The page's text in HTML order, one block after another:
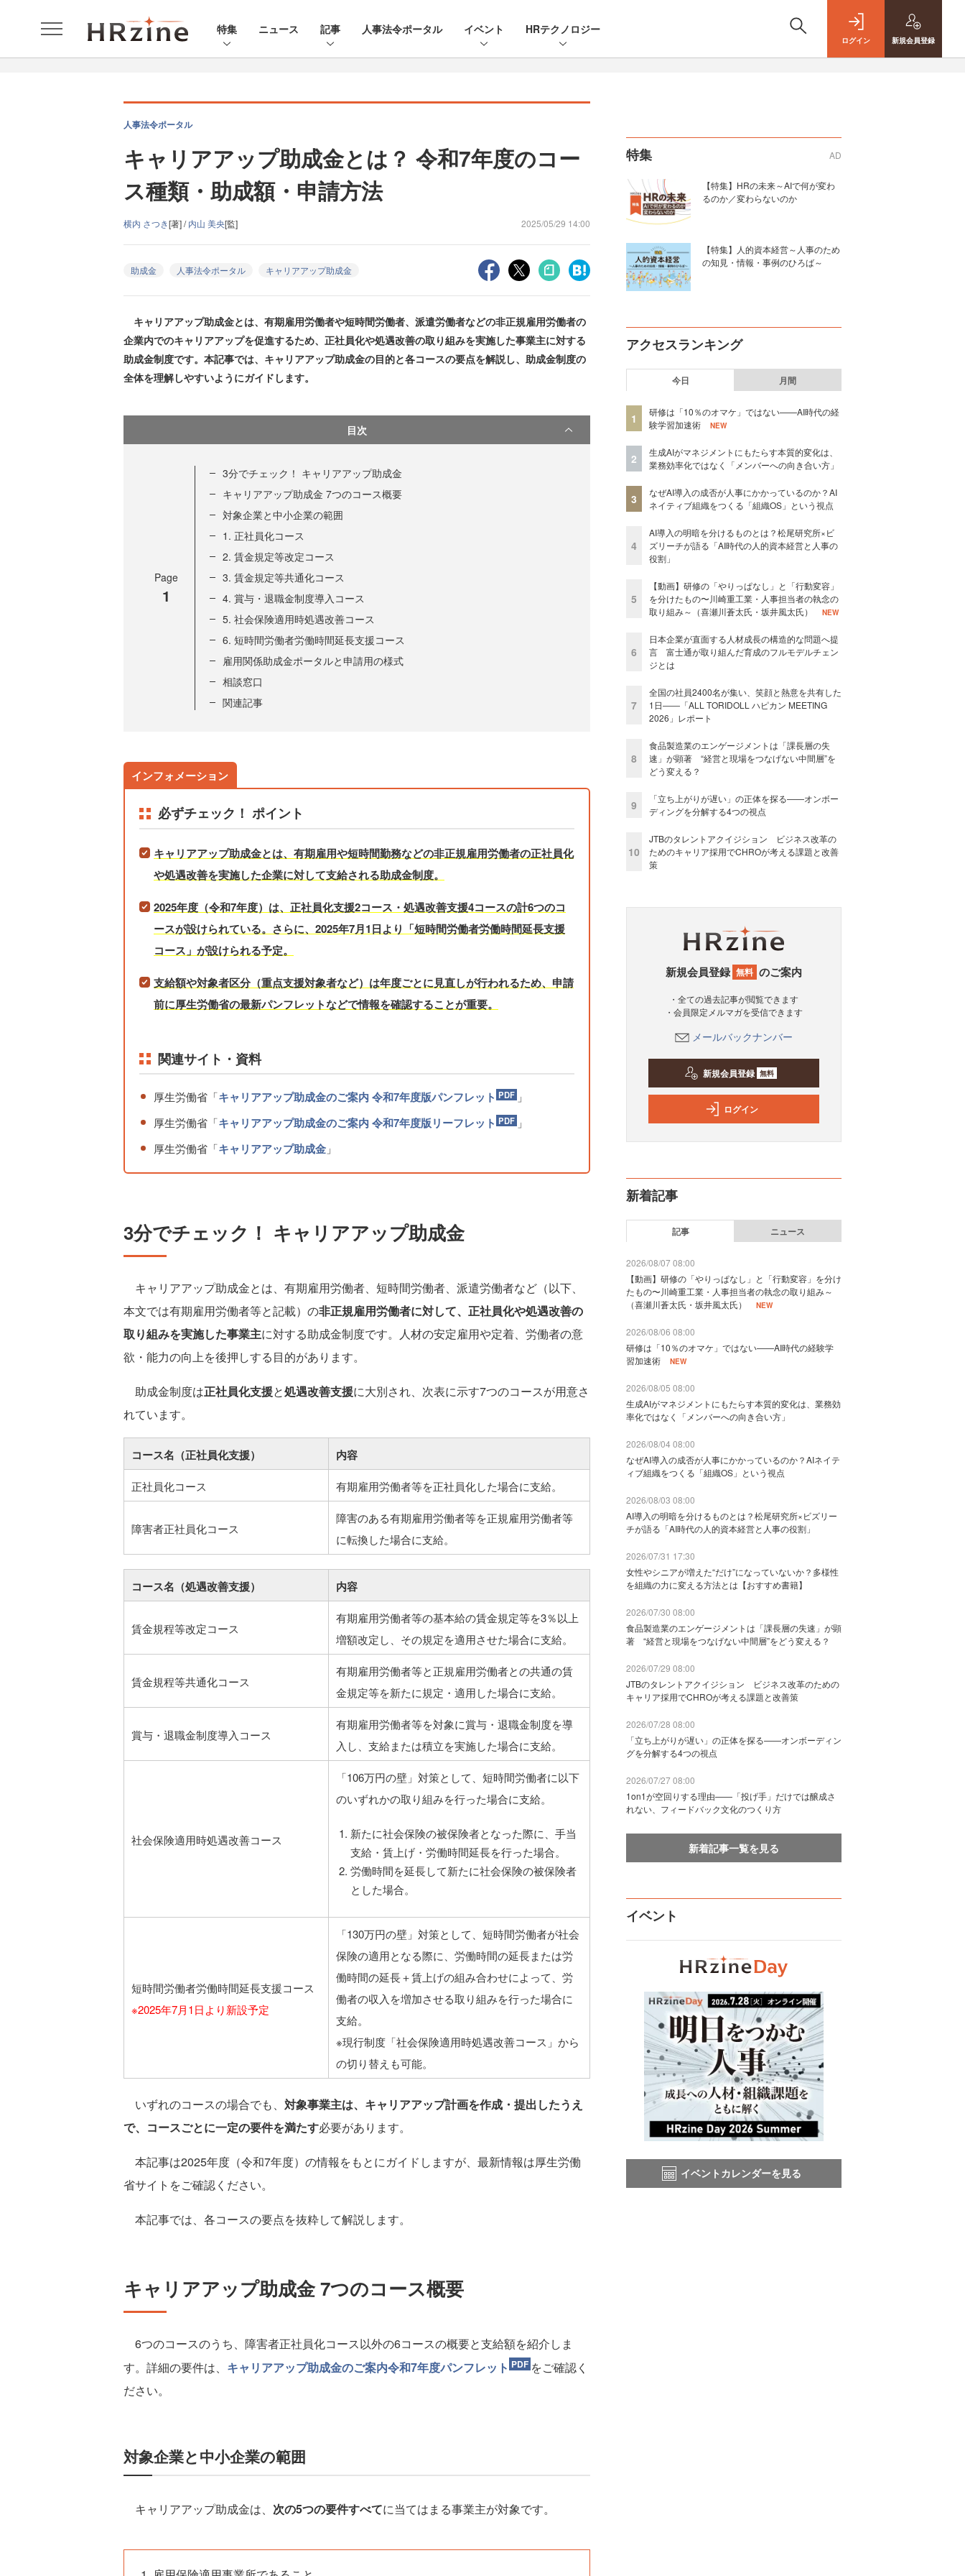
特集 ニュース 記事 人事法令ポータル イベント HRテクノロジー
ログイン 新規会員登録
人事法令ポータル
キャリアアップ助成金とは？ 令和7年度のコー
ス種類・助成額・申請方法
横内 さつき[著] /内山 美央[監] 2025/05/29 14:00
助成金 人事法令ポータル キャリアアップ助成金
キャリアアップ助成金とは、有期雇用労働者や短時間労働者、派遣労働者などの非正規雇用労働者の
企業内でのキャリアアップを促進するため、正社員化や処遇改善の取り組みを実施した事業主に対する
助成金制度です。本記事では、キャリアアップ助成金の目的と各コースの要点を解説し、助成金制度の
全体を理解しやすいようにガイドします。
目次
Page
1
3分でチェック！ キャリアアップ助成金
キャリアアップ助成金 7つのコース概要
対象企業と中小企業の範囲
1. 正社員化コース
2. 賃金規定等改定コース
3. 賃金規定等共通化コース
4. 賞与・退職金制度導入コース
5. 社会保険適用時処遇改善コース
6. 短時間労働者労働時間延長支援コース
雇用関係助成金ポータルと申請用の様式
相談窓口
関連記事
必ずチェック！ ポイント
キャリアアップ助成金とは、有期雇用や短時間勤務などの非正規雇用労働者の正社員化
や処遇改善を実施した企業に対して支給される助成金制度。
2025年度（令和7年度）は、正社員化支援2コース・処遇改善支援4コースの計6つのコ
ースが設けられている。さらに、2025年7月1日より「短時間労働者労働時間延長支援
コース」が設けられる予定。
支給額や対象者区分（重点支援対象者など）は年度ごとに見直しが行われるため、申請
前に厚生労働省の最新パンフレットなどで情報を確認することが重要。
関連サイト・資料
厚生労働省「キャリアアップ助成金のご案内 令和7年度版パンフレット
」
厚生労働省「キャリアアップ助成金のご案内 令和7年度版リーフレット
」
厚生労働省「キャリアアップ助成金 」
3分でチェック！ キャリアアップ助成金
キャリアアップ助成金とは、有期雇用労働者、短時間労働者、派遣労働者など（以下、
本文では有期雇用労働者等と記載）の非正規雇用労働者に対して、正社員化や処遇改善の
取り組みを実施した事業主に対する助成金制度です。人材の安定雇用や定着、労働者の意
欲・能力の向上を後押しする目的があります。
助成金制度は正社員化支援と処遇改善支援に大別され、次表に示す7つのコースが用意さ
れています。
コース名（正社員化支援） 内容
正社員化コース 有期雇用労働者等を正社員化した場合に支給。
障害者正社員化コース
障害のある有期雇用労働者等を正規雇用労働者等
に転換した場合に支給。
コース名（処遇改善支援） 内容
賃金規程等改定コース
有期雇用労働者等の基本給の賃金規定等を3％以上
増額改定し、その規定を適用させた場合に支給。
賃金規程等共通化コース
有期雇用労働者等と正規雇用労働者との共通の賃
金規定等を新たに規定・適用した場合に支給。
賞与・退職金制度導入コース
有期雇用労働者等を対象に賞与・退職金制度を導
入し、支給または積立を実施した場合に支給。
社会保険適用時処遇改善コース
「106万円の壁」対策として、短時間労働者に以下
のいずれかの取り組みを行った場合に支給。
新たに社会保険の被保険者となった際に、手当
支給・賃上げ・労働時間延長を行った場合。
労働時間を延長して新たに社会保険の被保険者
とした場合。
短時間労働者労働時間延長支援コース
※2025年7月1日より新設予定
「130万円の壁」対策として、短時間労働者が社会
保険の適用となる際に、労働時間の延長または労
働時間の延長＋賃上げの組み合わせによって、労
働者の収入を増加させる取り組みを行った場合に
支給。
※現行制度「社会保険適用時処遇改善コース」から
の切り替えも可能。
いずれのコースの場合でも、 対象事業主は、キャリアアップ計画を作成・提出したうえ
で、コースごとに一定の要件を満たす必要があります。
本記事は2025年度（令和7年度）の情報をもとにガイドしますが、最新情報は厚生労働
省サイトをご確認ください。
本記事では、各コースの要点を抜粋して解説します。
キャリアアップ助成金 7つのコース概要
6つのコースのうち、障害者正社員化コース以外の6コースの概要と支給額を紹介しま
す。詳細の要件は、 キャリアアップ助成金のご案内令和7年度パンフレット
をご確認く
ださい。
対象企業と中小企業の範囲
キャリアアップ助成金は、 次の5つの要件すべてに当てはまる事業主が対象です。
特集 AD
【特集】HRの未来～AIで何が変わ
るのか／変わらないのか
【特集】人的資本経営～人事のため
の知見・情報・事例のひろば～
アクセスランキング
今日 月間
1
研修は「10％のオマケ」ではない——AI時代の経
験学習加速術
NEW
2
生成AIがマネジメントにもたらす本質的変化は、
業務効率化ではなく「メンバーへの向き合い方」
3
なぜAI導入の成否が人事にかかっているのか？AI
ネイティブ組織をつくる「組織OS」という視点
4
AI導入の明暗を分けるものとは？松尾研究所×ビ
ズリーチが語る「AI時代の人的資本経営と人事の
役割」
5
【動画】研修の「やりっぱなし」と「行動変容」
を分けたもの〜川崎重工業・人事担当者の執念の
取り組み～（喜瀬川蒼太氏・坂井風太氏）
NEW
6
日本企業が直面する人材成長の構造的な問題へ提
言 富士通が取り組んだ育成のフルモデルチェン
ジとは
7
全国の社員2400名が集い、笑顔と熱意を共有した
1日――「ALL TORIDOLL ハピカン MEETING
2026」レポート
8
食品製造業のエンゲージメントは「課長層の失
速」が顕著 “経営と現場をつなげない中間層”を
どう変える？
9
「立ち上がりが遅い」の正体を探る——オンボー
ディングを分解する4つの視点
10
JTBのタレントアクイジション ビジネス改革の
ためのキャリア採用でCHROが考える課題と改善
策
新規会員登録 無料 のご案内
・全ての過去記事が閲覧できます
・会員限定メルマガを受信できます
メールバックナンバー
新規会員登録 無料
ログイン
新着記事
記事 ニュース
2026/08/07 08:00
【動画】研修の「やりっぱなし」と「行動変容」を分け
たもの〜川崎重工業・人事担当者の執念の取り組み～
（喜瀬川蒼太氏・坂井風太氏）
NEW
2026/08/06 08:00
研修は「10％のオマケ」ではない——AI時代の経験学
習加速術
NEW
2026/08/05 08:00
生成AIがマネジメントにもたらす本質的変化は、業務効
率化ではなく「メンバーへの向き合い方」
2026/08/04 08:00
なぜAI導入の成否が人事にかかっているのか？AIネイテ
ィブ組織をつくる「組織OS」という視点
2026/08/03 08:00
AI導入の明暗を分けるものとは？松尾研究所×ビズリー
チが語る「AI時代の人的資本経営と人事の役割」
2026/07/31 17:30
女性やシニアが増えた“だけ”になっていないか？多様性
を組織の力に変える方法とは【おすすめ書籍】
2026/07/30 08:00
食品製造業のエンゲージメントは「課長層の失速」が顕
著 “経営と現場をつなげない中間層”をどう変える？
2026/07/29 08:00
JTBのタレントアクイジション ビジネス改革のための
キャリア採用でCHROが考える課題と改善策
2026/07/28 08:00
「立ち上がりが遅い」の正体を探る——オンボーディン
グを分解する4つの視点
2026/07/27 08:00
1on1が空回りする理由——「投げ手」だけでは醸成さ
れない、フィードバック文化のつくり方
新着記事一覧を見る
イベント
イベントカレンダーを見る